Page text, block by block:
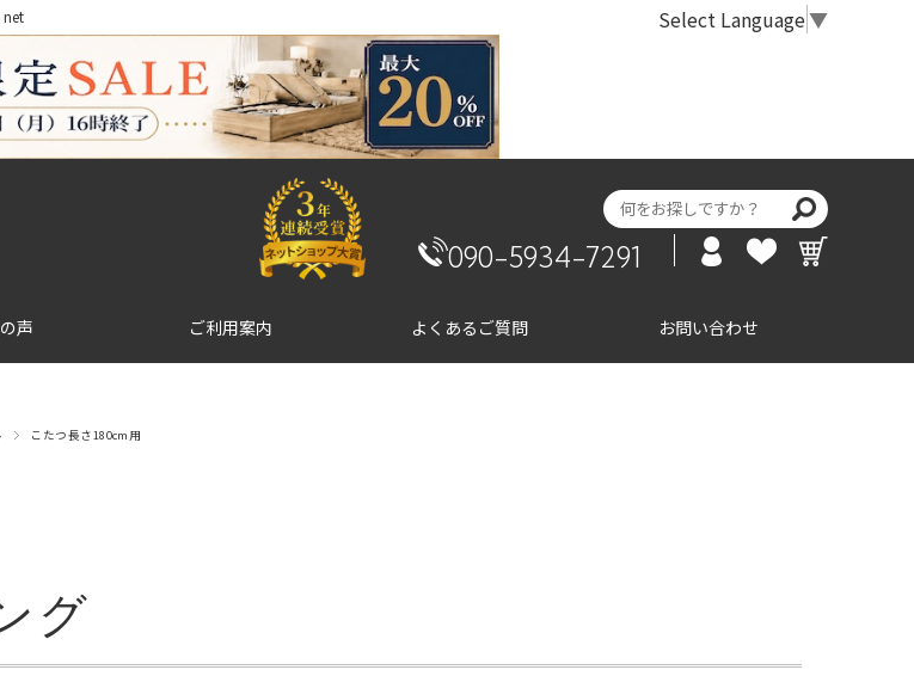
net Select Language▼
090-5934-7291
声 ご利用案内 よくあるご質問 お問い合わせ
こたつ長さ180cm用
グ